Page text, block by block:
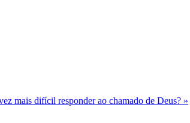
mais difícil responder ao chamado de Deus? »